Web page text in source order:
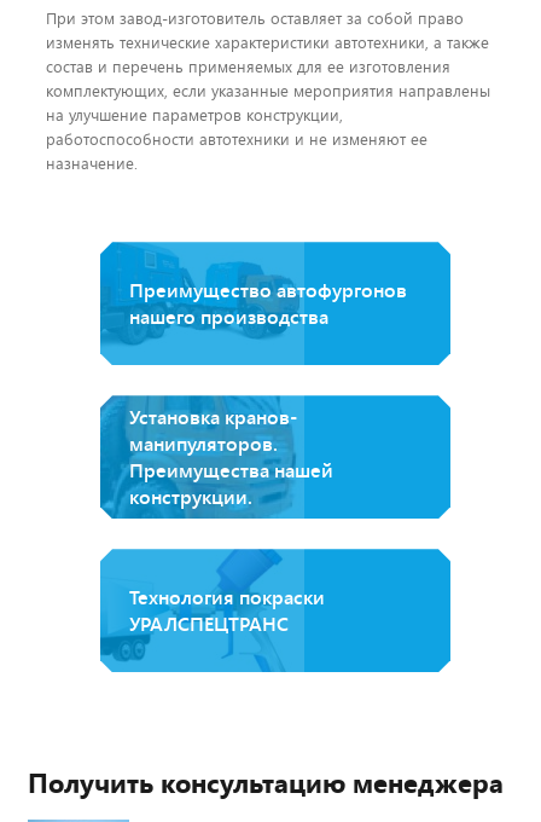
При этом завод-изготовитель оставляет за собой право
изменять технические характеристики автотехники, а также
состав и перечень применяемых для ее изготовления
комплектующих, если указанные мероприятия направлены
на улучшение параметров конструкции,
работоспособности автотехники и не изменяют ее
назначение.
Преимущество автофургонов
нашего производства
Установка кранов-
манипуляторов.
Преимущества нашей
конструкции.
Технология покраски
УРАЛСПЕЦТРАНС
Получить консультацию менеджера